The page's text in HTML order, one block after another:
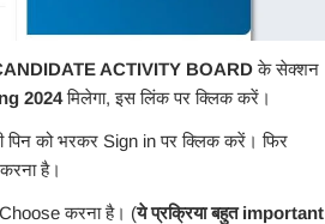
ACTIVITY BOARDके सेक्शन
2024मिलेगा, इस लिंक पर क्लिक करें।
पिन को भरकर Sign in पर क्लिक करें। फिर
है।
करना है। (ये प्रक्रिया बहुत important